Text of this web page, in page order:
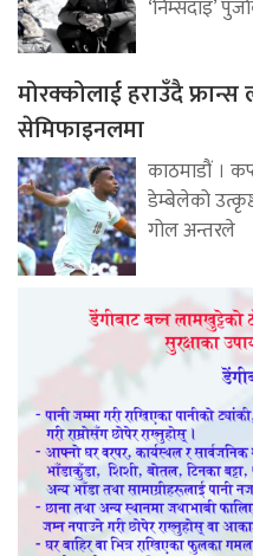
‘निम्सदाइ’
मोरक्कोलाई हराउँदै
सेमिफाइनलमा
काठमाडौं ।
डेम्बेलेको
गोल अन्तरले